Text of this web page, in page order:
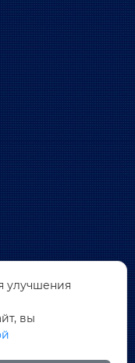
Цяньтоу, район
Гуандун
улучшения
вы